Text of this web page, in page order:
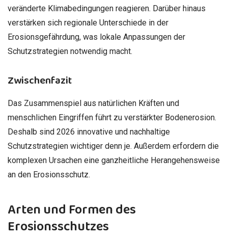
veränderte Klimabedingungen reagieren. Darüber hinaus
verstärken sich regionale Unterschiede in der
Erosionsgefährdung, was lokale Anpassungen der
Schutzstrategien notwendig macht.
Zwischenfazit
Das Zusammenspiel aus natürlichen Kräften und
menschlichen Eingriffen führt zu verstärkter Bodenerosion.
Deshalb sind 2026 innovative und nachhaltige
Schutzstrategien wichtiger denn je. Außerdem erfordern die
komplexen Ursachen eine ganzheitliche Herangehensweise
an den Erosionsschutz.
Arten und Formen des
Erosionsschutzes